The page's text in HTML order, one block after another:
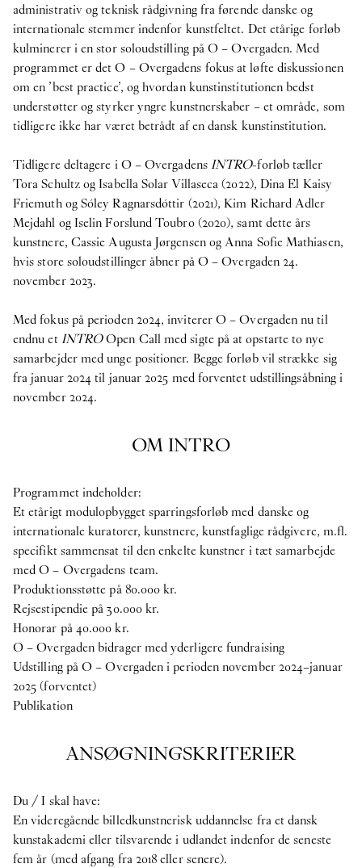
administrativ og teknisk rådgivning fra førende danske og
internationale stemmer indenfor kunstfeltet. Det etårige forløb
kulminerer i en stor soloudstilling på O – Overgaden. Med
programmet er det O – Overgadens fokus at løfte diskussionen
om en ’best practice’, og hvordan kunstinstitutionen bedst
understøtter og styrker yngre kunstnerskaber – et område, som
tidligere ikke har været betrådt af en dansk kunstinstitution.
Tidligere deltagere i O – OvergadensINTRO-forløb tæller
Tora Schultz og Isabella Solar Villaseca (2022), Dina El Kaisy
Friemuth og Sóley Ragnarsdóttir (2021), Kim Richard Adler
Mejdahl og Iselin Forslund Toubro (2020), samt dette års
kunstnere, Cassie Augusta Jørgensen og Anna Sofie Mathiasen,
hvis store soloudstillinger åbner på O – Overgaden 24.
november 2023.
Med fokus på perioden 2024, inviterer O – Overgaden nu til
endnu etINTROOpen Call med sigte på at opstarte to nye
samarbejder med unge positioner. Begge forløb vil strække sig
fra januar 2024 til januar 2025 med forventet udstillingsåbning i
november 2024.
OM INTRO
Programmet indeholder:
Et etårigt modulopbygget sparringsforløb med danske og
internationale kuratorer, kunstnere, kunstfaglige rådgivere, m.fl.
specifikt sammensat til den enkelte kunstner i tæt samarbejde
med O – Overgadens team.
Produktionsstøtte på 80.000 kr.
Rejsestipendie på 30.000 kr.
Honorar på 40.000 kr.
O – Overgaden bidrager med yderligere fundraising
Udstilling på O – Overgaden i perioden november 2024–januar
2025 (forventet)
Publikation
ANSØGNINGSKRITERIER
Du / I skal have:
En videregående billedkunstnerisk uddannelse fra et dansk
kunstakademi eller tilsvarende i udlandet indenfor de seneste
fem år (med afgang fra 2018 eller senere).